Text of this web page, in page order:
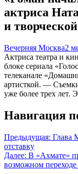
актриса
и
Вечерняя Москва2
Актриса театра и
блоке сериала
телеканале
артисткой. —
уже более трех лет.
Навигация
Предыдущая: Глава
отставку
Далее: В «Ахмате»
возможном